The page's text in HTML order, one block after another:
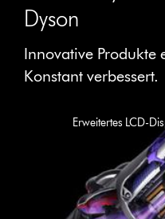
Dyson
Innovative Produkte
Konstant verbessert.
Erweitertes LCD-
Dyson Hyperdymium™